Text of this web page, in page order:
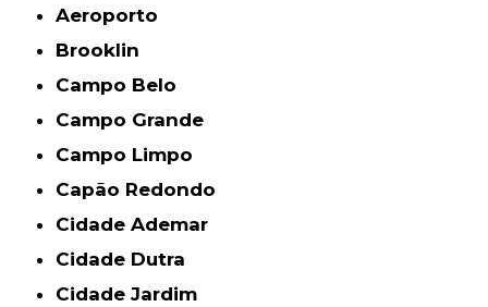
Aeroporto
Brooklin
Campo Belo
Campo Grande
Campo Limpo
Capão Redondo
Cidade Ademar
Cidade Dutra
Cidade Jardim